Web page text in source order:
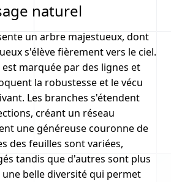
naturel
un arbre majestueux, dont
s'élève fièrement vers le ciel.
marquée par des lignes et
la robustesse et le vécu
Les branches s'étendent
créant un réseau
une généreuse couronne de
des feuilles sont variées,
tandis que d'autres sont plus
belle diversité qui permet